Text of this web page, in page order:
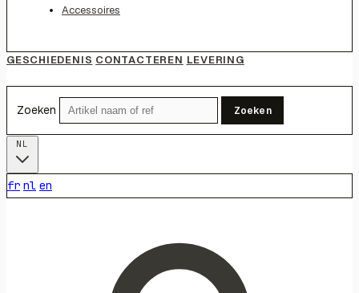
Accessoires
GESCHIEDENIS CONTACTEREN LEVERING
Zoeken Zoeken
fr nl en